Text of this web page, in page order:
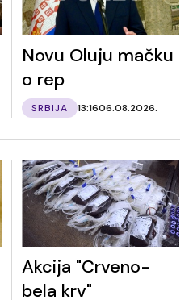
Novu Oluju mačku
o rep
SRBIJA 13:1606.08.2026.
Akcija "Crveno-
bela krv"